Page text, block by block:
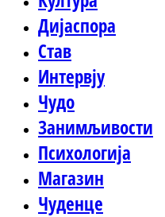
Дијаспора
Став
Интервју
Чудо
Занимљивости
Психологија
Магазин
Чуденце